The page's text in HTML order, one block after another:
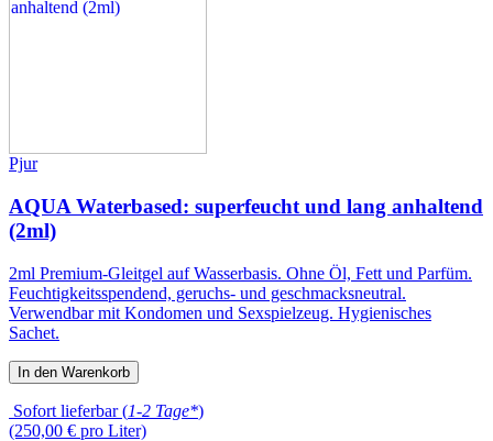
Pjur
AQUA Waterbased: superfeucht und lang anhaltend
(2ml)
2ml Premium-Gleitgel auf Wasserbasis. Ohne Öl, Fett und Parfüm.
Feuchtigkeitsspendend, geruchs- und geschmacksneutral.
Verwendbar mit Kondomen und Sexspielzeug. Hygienisches
Sachet.
In den Warenkorb
Sofort lieferbar (1-2 Tage*)
(250,00 € pro Liter)